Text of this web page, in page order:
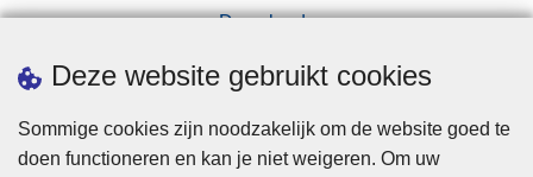
Deze website gebruikt cookies
Sommige cookies zijn noodzakelijk om de website goed te
doen functioneren en kan je niet weigeren. Om uw
Downloads